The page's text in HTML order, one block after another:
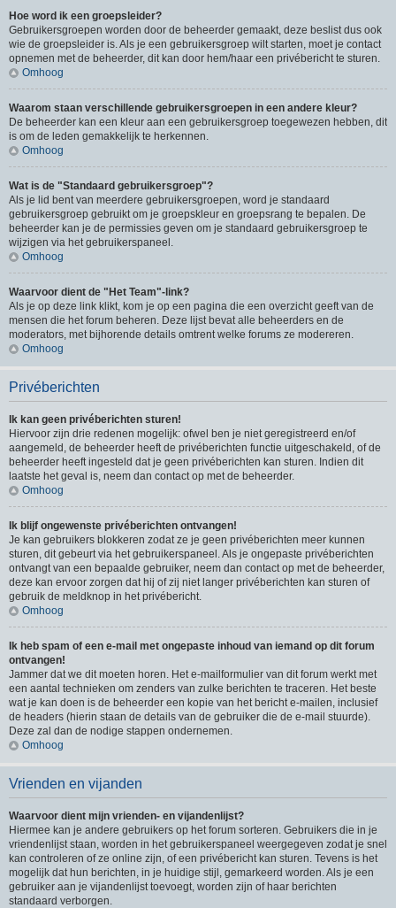
Hoe word ik een groepsleider?
Gebruikersgroepen worden door de beheerder gemaakt, deze beslist dus ook
wie de groepsleider is. Als je een gebruikersgroep wilt starten, moet je contact
opnemen met de beheerder, dit kan door hem/haar een privébericht te sturen.
Omhoog
Waarom staan verschillende gebruikersgroepen in een andere kleur?
De beheerder kan een kleur aan een gebruikersgroep toegewezen hebben, dit
is om de leden gemakkelijk te herkennen.
Omhoog
Wat is de "Standaard gebruikersgroep"?
Als je lid bent van meerdere gebruikersgroepen, word je standaard
gebruikersgroep gebruikt om je groepskleur en groepsrang te bepalen. De
beheerder kan je de permissies geven om je standaard gebruikersgroep te
wijzigen via het gebruikerspaneel.
Omhoog
Waarvoor dient de "Het Team"-link?
Als je op deze link klikt, kom je op een pagina die een overzicht geeft van de
mensen die het forum beheren. Deze lijst bevat alle beheerders en de
moderators, met bijhorende details omtrent welke forums ze modereren.
Omhoog
Privéberichten
Ik kan geen privéberichten sturen!
Hiervoor zijn drie redenen mogelijk: ofwel ben je niet geregistreerd en/of
aangemeld, de beheerder heeft de privéberichten functie uitgeschakeld, of de
beheerder heeft ingesteld dat je geen privéberichten kan sturen. Indien dit
laatste het geval is, neem dan contact op met de beheerder.
Omhoog
Ik blijf ongewenste privéberichten ontvangen!
Je kan gebruikers blokkeren zodat ze je geen privéberichten meer kunnen
sturen, dit gebeurt via het gebruikerspaneel. Als je ongepaste privéberichten
ontvangt van een bepaalde gebruiker, neem dan contact op met de beheerder,
deze kan ervoor zorgen dat hij of zij niet langer privéberichten kan sturen of
gebruik de meldknop in het privébericht.
Omhoog
Ik heb spam of een e-mail met ongepaste inhoud van iemand op dit forum
ontvangen!
Jammer dat we dit moeten horen. Het e-mailformulier van dit forum werkt met
een aantal technieken om zenders van zulke berichten te traceren. Het beste
wat je kan doen is de beheerder een kopie van het bericht e-mailen, inclusief
de headers (hierin staan de details van de gebruiker die de e-mail stuurde).
Deze zal dan de nodige stappen ondernemen.
Omhoog
Vrienden en vijanden
Waarvoor dient mijn vrienden- en vijandenlijst?
Hiermee kan je andere gebruikers op het forum sorteren. Gebruikers die in je
vriendenlijst staan, worden in het gebruikerspaneel weergegeven zodat je snel
kan controleren of ze online zijn, of een privébericht kan sturen. Tevens is het
mogelijk dat hun berichten, in je huidige stijl, gemarkeerd worden. Als je een
gebruiker aan je vijandenlijst toevoegt, worden zijn of haar berichten
standaard verborgen.